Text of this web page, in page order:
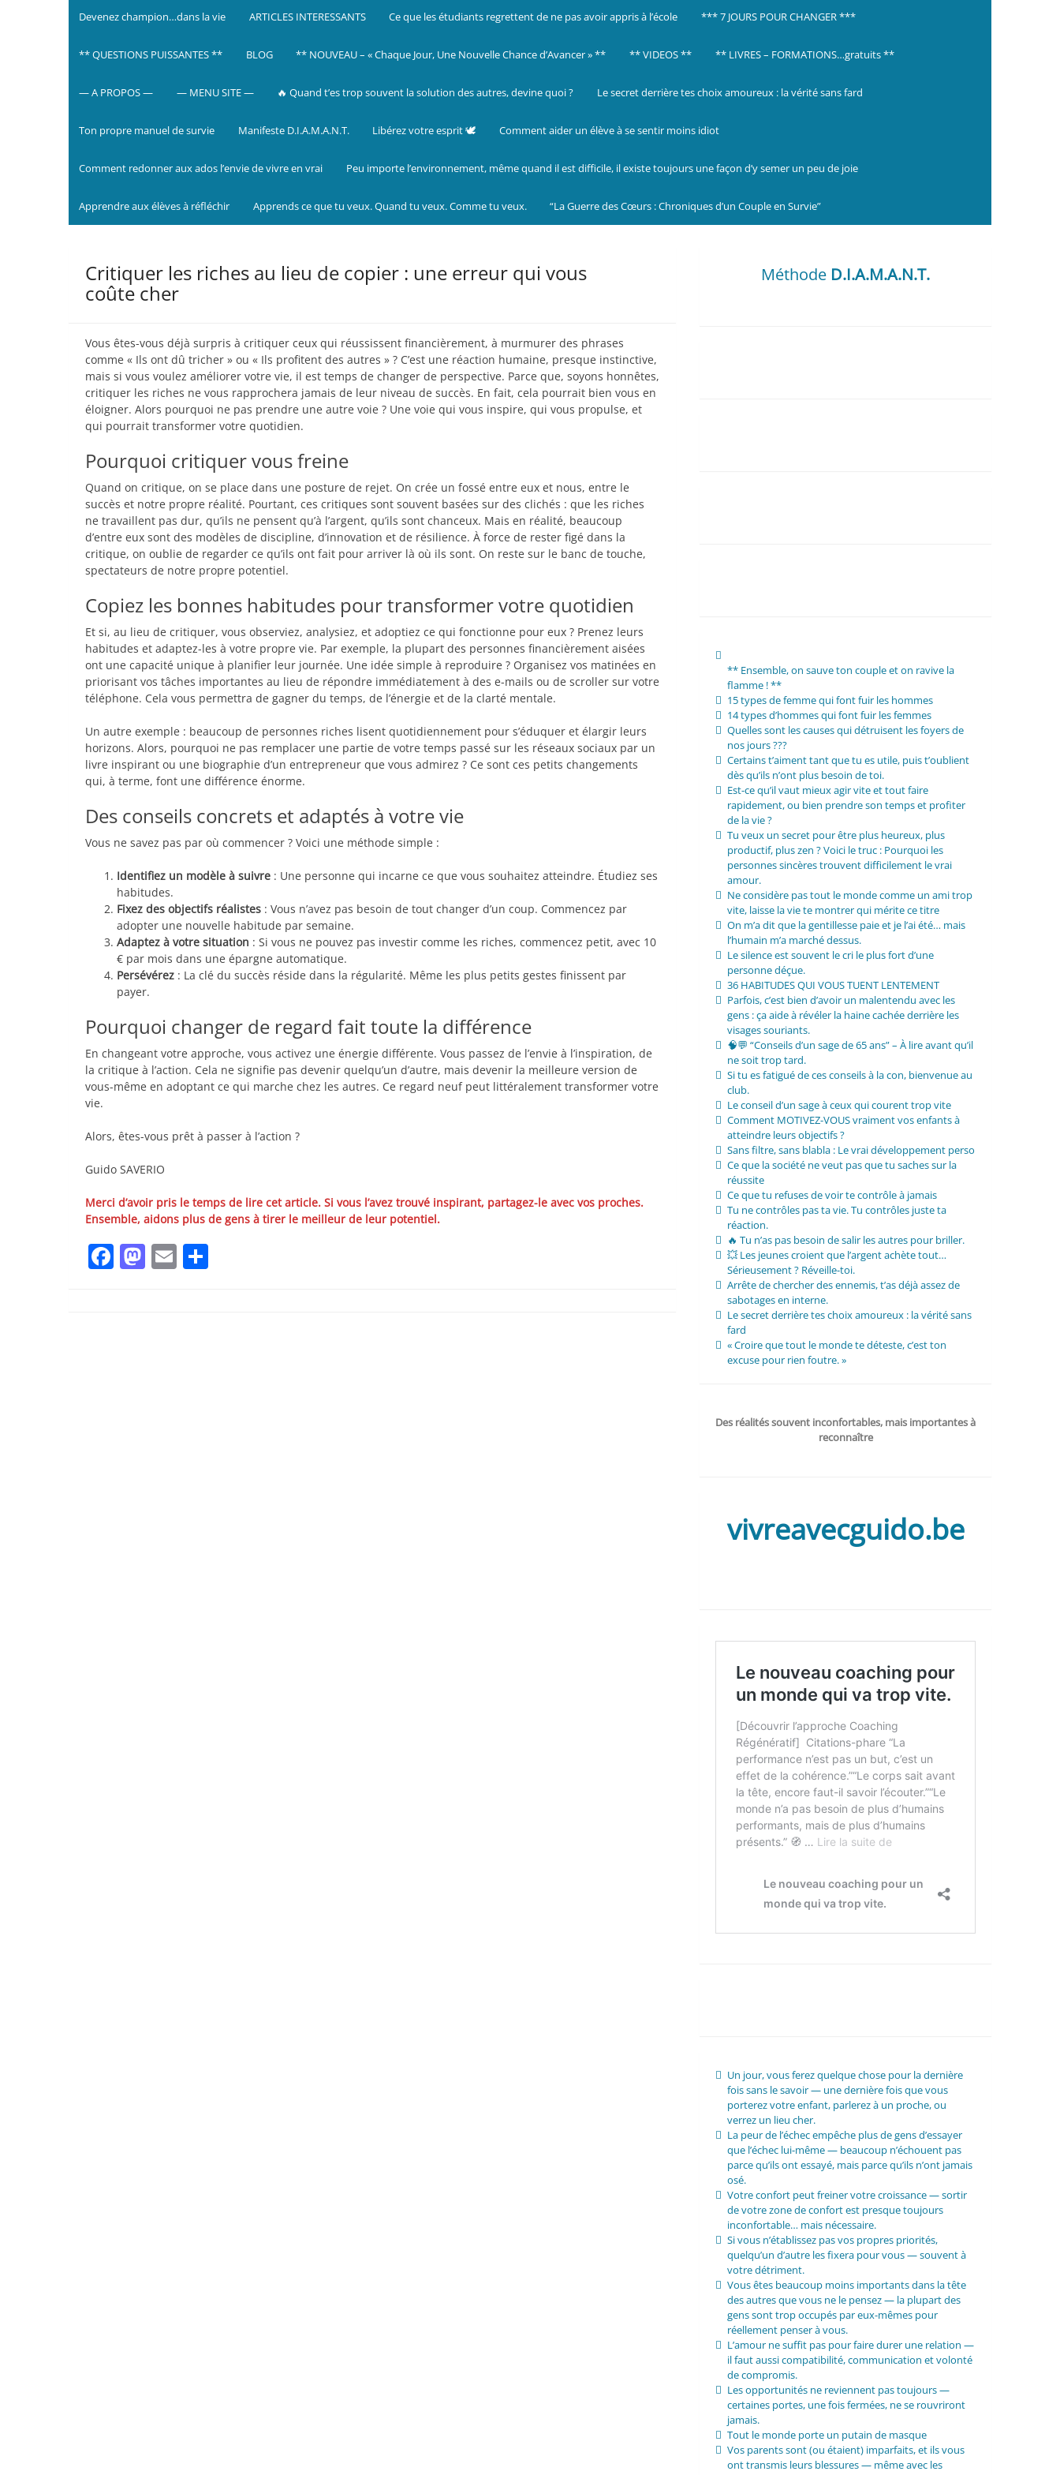
Devenez champion…dans la vie ARTICLES INTERESSANTS Ce que les étudiants regrettent de ne pas avoir appris à l’école *** 7 JOURS POUR CHANGER ***
** QUESTIONS PUISSANTES ** BLOG ** NOUVEAU – « Chaque Jour, Une Nouvelle Chance d’Avancer » ** ** VIDEOS ** ** LIVRES – FORMATIONS…gratuits **
— A PROPOS — — MENU SITE — 🔥 Quand t’es trop souvent la solution des autres, devine quoi ? Le secret derrière tes choix amoureux : la vérité sans fard
Ton propre manuel de survie Manifeste D.I.A.M.A.N.T. Libérez votre esprit 🕊️ Comment aider un élève à se sentir moins idiot
Comment redonner aux ados l’envie de vivre en vrai Peu importe l’environnement, même quand il est difficile, il existe toujours une façon d’y semer un peu de joie
Apprendre aux élèves à réfléchir Apprends ce que tu veux. Quand tu veux. Comme tu veux. “La Guerre des Cœurs : Chroniques d’un Couple en Survie”
Critiquer les riches au lieu de copier : une erreur qui vous
coûte cher
Vous êtes-vous déjà surpris à critiquer ceux qui réussissent financièrement, à murmurer des phrases
comme « Ils ont dû tricher » ou « Ils profitent des autres » ? C’est une réaction humaine, presque instinctive,
mais si vous voulez améliorer votre vie, il est temps de changer de perspective. Parce que, soyons honnêtes,
critiquer les riches ne vous rapprochera jamais de leur niveau de succès. En fait, cela pourrait bien vous en
éloigner. Alors pourquoi ne pas prendre une autre voie ? Une voie qui vous inspire, qui vous propulse, et
qui pourrait transformer votre quotidien.
Pourquoi critiquer vous freine
Quand on critique, on se place dans une posture de rejet. On crée un fossé entre eux et nous, entre le
succès et notre propre réalité. Pourtant, ces critiques sont souvent basées sur des clichés : que les riches
ne travaillent pas dur, qu’ils ne pensent qu’à l’argent, qu’ils sont chanceux. Mais en réalité, beaucoup
d’entre eux sont des modèles de discipline, d’innovation et de résilience. À force de rester figé dans la
critique, on oublie de regarder ce qu’ils ont fait pour arriver là où ils sont. On reste sur le banc de touche,
spectateurs de notre propre potentiel.
Copiez les bonnes habitudes pour transformer votre quotidien
Et si, au lieu de critiquer, vous observiez, analysiez, et adoptiez ce qui fonctionne pour eux ? Prenez leurs
habitudes et adaptez-les à votre propre vie. Par exemple, la plupart des personnes financièrement aisées
ont une capacité unique à planifier leur journée. Une idée simple à reproduire ? Organisez vos matinées en
priorisant vos tâches importantes au lieu de répondre immédiatement à des e-mails ou de scroller sur votre
téléphone. Cela vous permettra de gagner du temps, de l’énergie et de la clarté mentale.
Un autre exemple : beaucoup de personnes riches lisent quotidiennement pour s’éduquer et élargir leurs
horizons. Alors, pourquoi ne pas remplacer une partie de votre temps passé sur les réseaux sociaux par un
livre inspirant ou une biographie d’un entrepreneur que vous admirez ? Ce sont ces petits changements
qui, à terme, font une différence énorme.
Des conseils concrets et adaptés à votre vie
Vous ne savez pas par où commencer ? Voici une méthode simple :
Identifiez un modèle à suivre : Une personne qui incarne ce que vous souhaitez atteindre. Étudiez ses
habitudes.
Fixez des objectifs réalistes : Vous n’avez pas besoin de tout changer d’un coup. Commencez par
adopter une nouvelle habitude par semaine.
Adaptez à votre situation : Si vous ne pouvez pas investir comme les riches, commencez petit, avec 10
€ par mois dans une épargne automatique.
Persévérez : La clé du succès réside dans la régularité. Même les plus petits gestes finissent par
payer.
Pourquoi changer de regard fait toute la différence
En changeant votre approche, vous activez une énergie différente. Vous passez de l’envie à l’inspiration, de
la critique à l’action. Cela ne signifie pas devenir quelqu’un d’autre, mais devenir la meilleure version de
vous-même en adoptant ce qui marche chez les autres. Ce regard neuf peut littéralement transformer votre
vie.
Alors, êtes-vous prêt à passer à l’action ?
Guido SAVERIO
Merci d’avoir pris le temps de lire cet article. Si vous l’avez trouvé inspirant, partagez-le avec vos proches.
Ensemble, aidons plus de gens à tirer le meilleur de leur potentiel.
Facebook
Mastodon
Email
Méthode D.I.A.M.A.N.T.
** Ensemble, on sauve ton couple et on ravive la
flamme ! **
15 types de femme qui font fuir les hommes
14 types d’hommes qui font fuir les femmes
Quelles sont les causes qui détruisent les foyers de
nos jours ???
Certains t’aiment tant que tu es utile, puis t’oublient
dès qu’ils n’ont plus besoin de toi.
Est-ce qu’il vaut mieux agir vite et tout faire
rapidement, ou bien prendre son temps et profiter
de la vie ?
Tu veux un secret pour être plus heureux, plus
productif, plus zen ? Voici le truc : Pourquoi les
personnes sincères trouvent difficilement le vrai
amour.
Ne considère pas tout le monde comme un ami trop
vite, laisse la vie te montrer qui mérite ce titre
On m’a dit que la gentillesse paie et je l’ai été… mais
l’humain m’a marché dessus.
Le silence est souvent le cri le plus fort d’une
personne déçue.
36 HABITUDES QUI VOUS TUENT LENTEMENT
Parfois, c’est bien d’avoir un malentendu avec les
gens : ça aide à révéler la haine cachée derrière les
visages souriants.
🧠💬 “Conseils d’un sage de 65 ans” – À lire avant qu’il
ne soit trop tard.
Si tu es fatigué de ces conseils à la con, bienvenue au
club.
Le conseil d’un sage à ceux qui courent trop vite
Comment MOTIVEZ-VOUS vraiment vos enfants à
atteindre leurs objectifs ?
Sans filtre, sans blabla : Le vrai développement perso
Ce que la société ne veut pas que tu saches sur la
réussite
Ce que tu refuses de voir te contrôle à jamais
Tu ne contrôles pas ta vie. Tu contrôles juste ta
réaction.
🔥 Tu n’as pas besoin de salir les autres pour briller.
💥 Les jeunes croient que l’argent achète tout…
Sérieusement ? Réveille-toi.
Arrête de chercher des ennemis, t’as déjà assez de
sabotages en interne.
Le secret derrière tes choix amoureux : la vérité sans
fard
« Croire que tout le monde te déteste, c’est ton
excuse pour rien foutre. »
Des réalités souvent inconfortables, mais importantes à
reconnaître
vivreavecguido.be
Un jour, vous ferez quelque chose pour la dernière
fois sans le savoir — une dernière fois que vous
porterez votre enfant, parlerez à un proche, ou
verrez un lieu cher.
La peur de l’échec empêche plus de gens d’essayer
que l’échec lui-même — beaucoup n’échouent pas
parce qu’ils ont essayé, mais parce qu’ils n’ont jamais
osé.
Votre confort peut freiner votre croissance — sortir
de votre zone de confort est presque toujours
inconfortable… mais nécessaire.
Si vous n’établissez pas vos propres priorités,
quelqu’un d’autre les fixera pour vous — souvent à
votre détriment.
Vous êtes beaucoup moins importants dans la tête
des autres que vous ne le pensez — la plupart des
gens sont trop occupés par eux-mêmes pour
réellement penser à vous.
L’amour ne suffit pas pour faire durer une relation —
il faut aussi compatibilité, communication et volonté
de compromis.
Les opportunités ne reviennent pas toujours —
certaines portes, une fois fermées, ne se rouvriront
jamais.
Tout le monde porte un putain de masque
Vos parents sont (ou étaient) imparfaits, et ils vous
ont transmis leurs blessures — même avec les